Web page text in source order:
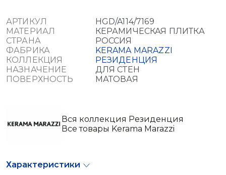
АРТИКУЛ
HGD/A114/7169
МАТЕРИАЛ
КЕРАМИЧЕСКАЯ ПЛИТКА
СТРАНА
РОССИЯ
ФАБРИКА
KERAMA MARAZZI
КОЛЛЕКЦИЯ
РЕЗИДЕНЦИЯ
НАЗНАЧЕНИЕ
ДЛЯ СТЕН
ПОВЕРХНОСТЬ
МАТОВАЯ
Вся коллекция Резиденция
Все товары Kerama Marazzi
Характеристики